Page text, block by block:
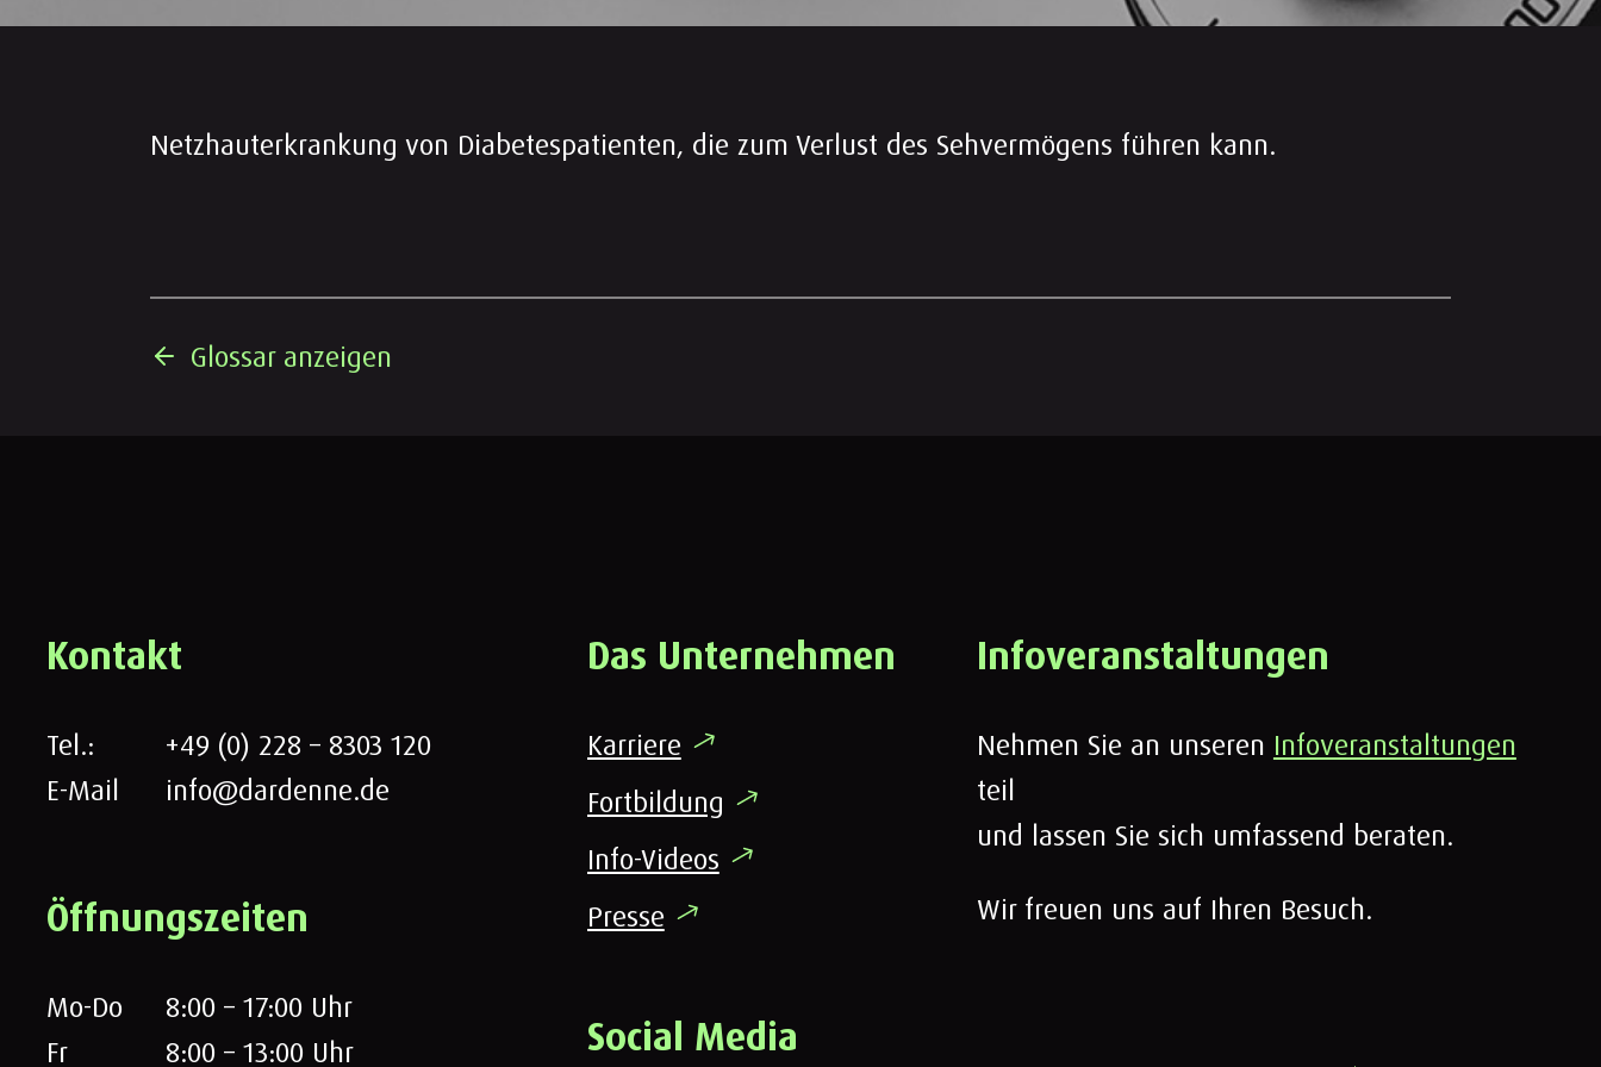
Netzhauterkrankung von Diabetespatienten, die zum Verlust des Sehvermögens führen kann.
Glossar anzeigen
Kontakt
Tel.:
+49 (0) 228 – 8303 120
E-Mail
info@dardenne.de
Öffnungszeiten
Mo-Do
8:00 – 17:00 Uhr
Fr
8:00 – 13:00 Uhr
Das Unternehmen
Karriere
Fortbildung
Info-Videos
Presse
Social Media
Infoveranstaltungen
Nehmen Sie an unseren Infoveranstaltungen
teil
und lassen Sie sich umfassend beraten.
Wir freuen uns auf Ihren Besuch.